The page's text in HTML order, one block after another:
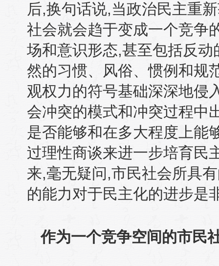
后,换句话说,当政治民主重
社会就会趋于变成一个竞争
场和意识形态,甚至包括反动
然的习惯、风俗、惯例和规
观权力的符号基础深深地侵
会冲突的模式和冲突过程中
是否能够和在多大程度上能
过理性商谈来进一步培育民
来,毫无疑问 ,市民社会所具
的能力对于民主化的进步是
作为一个竞争空间的市民